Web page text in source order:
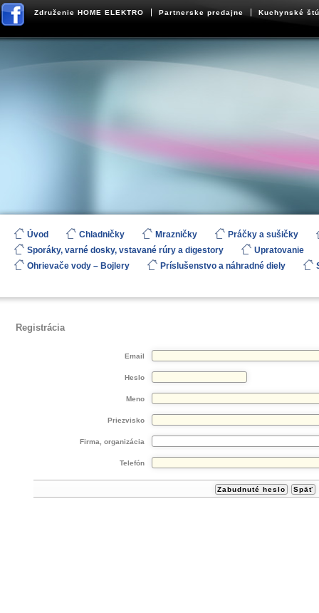
Združenie HOME ELEKTRO Partnerske predajne Kuchynské
Úvod Chladničky Mrazničky
Práčky a sušičky
Sporáky, varné dosky, vstavané rúry a digestory
Upratovanie
Ohrievače vody – Bojlery
Príslušenstvo a náhradné diely
Registrácia
Email
Heslo
Meno
Priezvisko
Firma, organizácia
Telefón